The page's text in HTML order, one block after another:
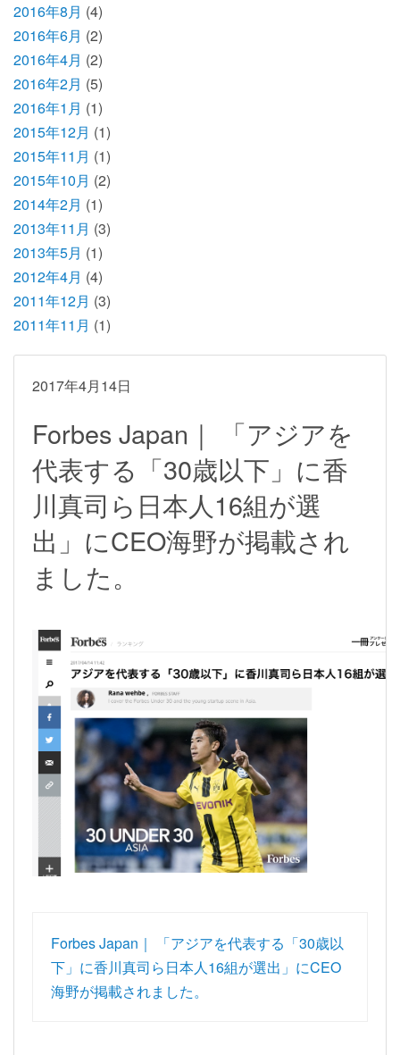
2016年8月 (4)
2016年6月 (2)
2016年4月 (2)
2016年2月 (5)
2016年1月 (1)
2015年12月 (1)
2015年11月 (1)
2015年10月 (2)
2014年2月 (1)
2013年11月 (3)
2013年5月 (1)
2012年4月 (4)
2011年12月 (3)
2011年11月 (1)
2017年4月14日
Forbes Japan｜ 「アジアを
代表する「30歳以下」に香
川真司ら日本人16組が選
出」にCEO海野が掲載され
ました。
Forbes Japan｜ 「アジアを代表する「30歳以
下」に香川真司ら日本人16組が選出」にCEO
海野が掲載されました。